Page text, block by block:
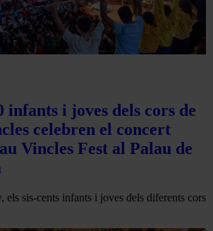
infants i joves dels cors de
celebren el concert
Vincles Fest al Palau de
els sis-cents infants i joves dels diferents cors